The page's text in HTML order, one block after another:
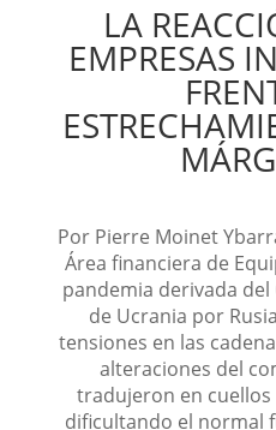
LA
EMPRESAS
Por Pierre Moinet
Área financiera de
pandemia derivada del
de Ucrania por
tensiones en las
alteraciones del
tradujeron en
dificultando el normal